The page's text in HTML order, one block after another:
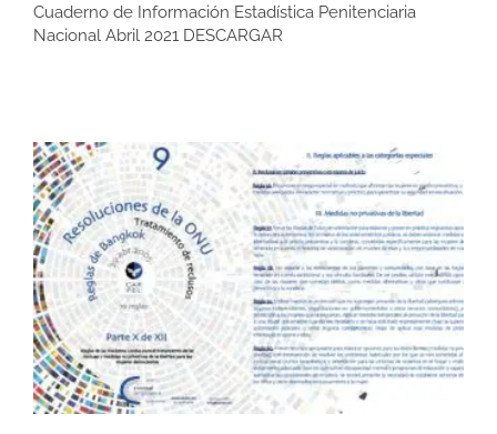
Cuaderno de Información Estadística Penitenciaria
Nacional Abril 2021 DESCARGAR